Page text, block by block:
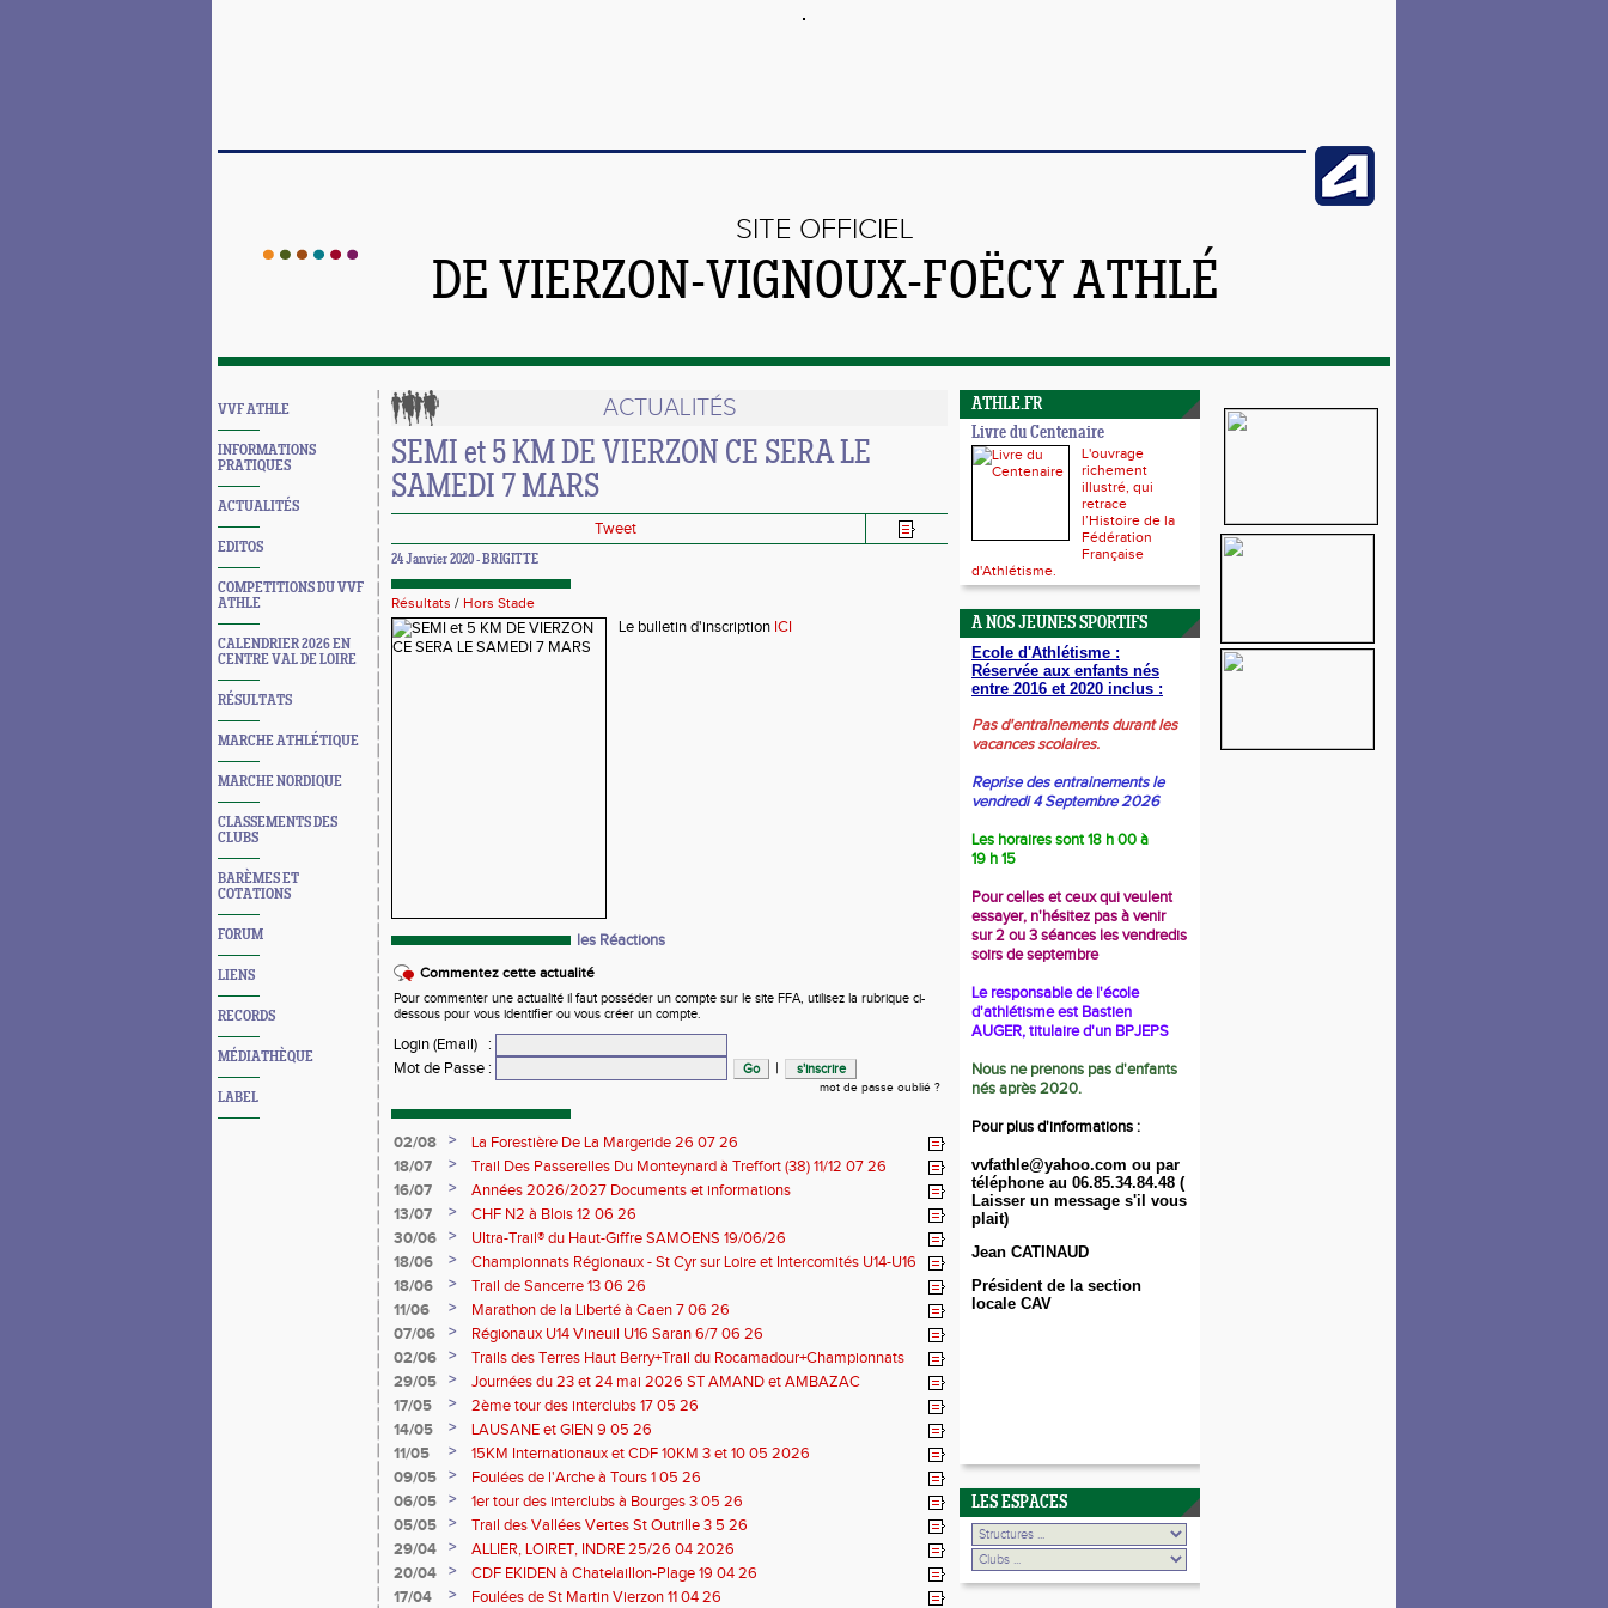
SITE OFFICIEL
DE VIERZON-VIGNOUX-FOËCY ATHLÉ
VVF ATHLE
INFORMATIONS
PRATIQUES
ACTUALITÉS
EDITOS
COMPETITIONS DU VVF
ATHLE
CALENDRIER 2026 EN
CENTRE VAL DE LOIRE
RÉSULTATS
MARCHE ATHLÉTIQUE
MARCHE NORDIQUE
CLASSEMENTS DES
CLUBS
BARÈMES ET
COTATIONS
FORUM
LIENS
RECORDS
MÉDIATHÈQUE
LABEL
ACTUALITÉS
SEMI et 5 KM DE VIERZON CE SERA LE
SAMEDI 7 MARS
Tweet
24 Janvier 2020 - BRIGITTE
Résultats / Hors Stade
Le bulletin d'inscription ICI
les Réactions
Commentez cette actualité
Pour commenter une actualité il faut posséder un compte sur le site FFA, utilisez la rubrique ci-
dessous pour vous identifier ou vous créer un compte.
Login (Email)
:
Mot de Passe : |
mot de passe oublié ?
02/08 >
La Forestière De La Margeride 26 07 26
18/07
>
Trail Des Passerelles Du Monteynard à Treffort (38) 11/12 07 26
16/07
>
Années 2026/2027 Documents et informations
13/07
>
CHF N2 à Blois 12 06 26
30/06
>
Ultra-Trail® du Haut-Giffre SAMOENS 19/06/26
18/06
>
Championnats Régionaux - St Cyr sur Loire et Intercomités U14-U16
Saran 13/14 06 26
18/06 >
Trail de Sancerre 13 06 26
11/06
>
Marathon de la Liberté à Caen 7 06 26
07/06
>
Régionaux U14 Vineuil U16 Saran 6/7 06 26
02/06
>
Trails des Terres Haut Berry+Trail du Rocamadour+Championnats
du Berry 30/31 05 2026
29/05 >
Journées du 23 et 24 mai 2026 ST AMAND et AMBAZAC
17/05
>
2ème tour des interclubs 17 05 26
14/05
>
LAUSANE et GIEN 9 05 26
11/05
>
15KM Internationaux et CDF 10KM 3 et 10 05 2026
09/05
>
Foulées de l'Arche à Tours 1 05 26
06/05
>
1er tour des interclubs à Bourges 3 05 26
05/05
>
Trail des Vallées Vertes St Outrille 3 5 26
29/04
>
ALLIER, LOIRET, INDRE 25/26 04 2026
20/04
>
CDF EKIDEN à Chatelaillon-Plage 19 04 26
17/04
> Foulées de St Martin Vierzon 11 04 26
ATHLE.FR
Livre du Centenaire
L'ouvrage
richement
illustré, qui
retrace
l’Histoire de la
Fédération
Française
d'Athlétisme.
A NOS JEUNES SPORTIFS
Ecole d'Athlétisme :
Réservée aux enfants nés
entre 2016 et 2020 inclus :
Pas d'entrainements durant les
vacances scolaires.
Reprise des entrainements le
vendredi 4 Septembre 2026
Les horaires sont 18 h 00 à
19 h 15
Pour celles et ceux qui veulent
essayer, n'hésitez pas à venir
sur 2 ou 3 séances les vendredis
soirs de septembre
Le responsable de l'école
d'athlétisme est Bastien
AUGER, titulaire d'un BPJEPS
Nous ne prenons pas d'enfants
nés après 2020.
Pour plus d'informations :
vvfathle@yahoo.com ou par
téléphone au 06.85.34.84.48 (
Laisser un message s'il vous
plait)
Jean CATINAUD
Président de la section
locale CAV
LES ESPACES